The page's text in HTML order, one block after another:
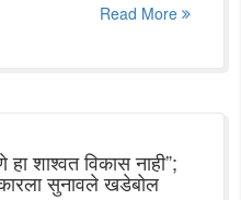
Read More
शाश्वत विकास नाही”;
सुनावले खडेबोल